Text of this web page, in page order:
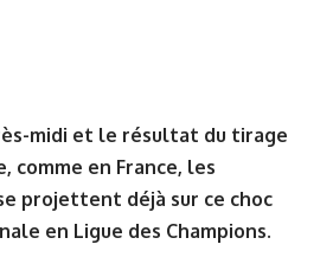
midi et le résultat du tirage
comme en France, les
projettent déjà sur ce choc
en Ligue des Champions.